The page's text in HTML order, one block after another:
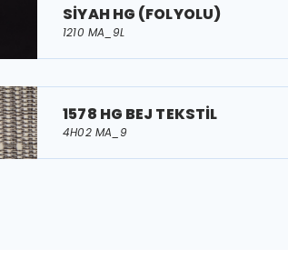
SİYAH HG (FOLYOLU)
1210 MA_9L
1578 HG BEJ TEKSTİL
4H02 MA_9